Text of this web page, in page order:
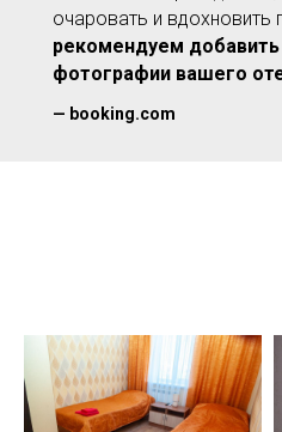
очаровать и вдохновить
рекомендуем
фотографии вашего
— booking.com